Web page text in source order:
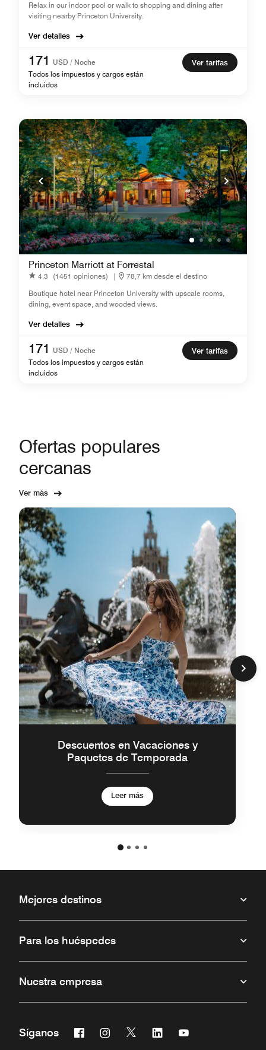
Relax in our indoor pool or walk to shopping and dining after
visiting nearby Princeton University.
Ver detalles
171
USD / Noche
Todos los impuestos y cargos están
incluidos
Ver tarifas
Princeton Marriott at Forrestal
4.3 (1451 opiniones) |
78,7 km desde el destino
Boutique hotel near Princeton University with upscale rooms,
dining, event space, and wooded views.
Ver detalles
171
USD / Noche
Todos los impuestos y cargos están
incluidos
Ver tarifas
Ofertas populares
cercanas
Ver más
Descuentos en Vacaciones y
Paquetes de Temporada
Leer más
Mejores destinos
Para los huéspedes
Nuestra empresa
Síganos Facebook
Abre una ventana nueva
Instagram
Abre una ventana nueva
Twitter
Abre una ventana nueva
Linkedin
Abre una ventana nueva
Abre una ventana